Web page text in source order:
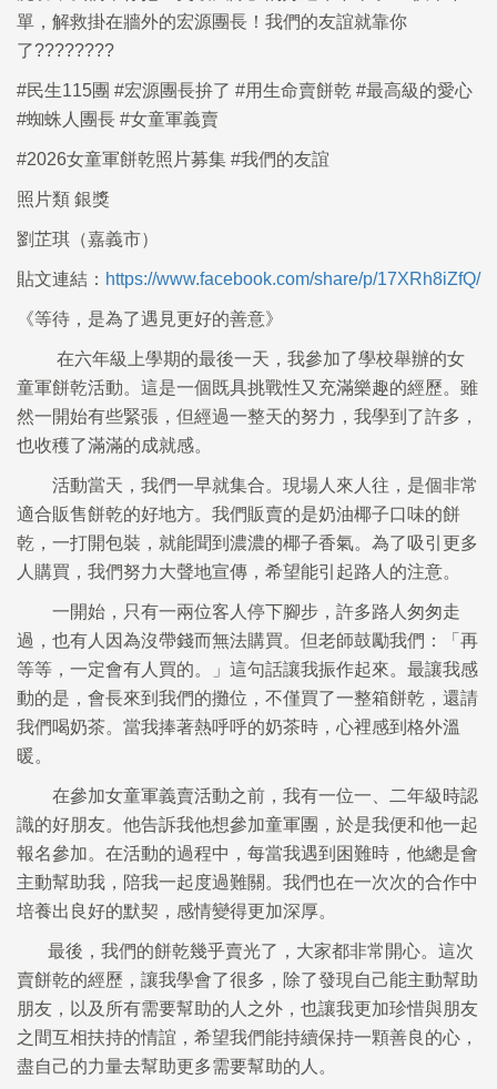
單，解救掛在牆外的宏源團長！我們的友誼就靠你
了????????
#民生115團 #宏源團長拚了 #用生命賣餅乾 #最高級的愛心
#蜘蛛人團長 #女童軍義賣
#2026女童軍餅乾照片募集 #我們的友誼
照片類 銀獎
劉芷琪（嘉義市）
貼文連結： https://www.facebook.com/share/p/17XRh8iZfQ/
《等待，是為了遇見更好的善意》
在六年級上學期的最後一天，我參加了學校舉辦的女
童軍餅乾活動。這是一個既具挑戰性又充滿樂趣的經歷。雖
然一開始有些緊張，但經過一整天的努力，我學到了許多，
也收穫了滿滿的成就感。
活動當天，我們一早就集合。現場人來人往，是個非常
適合販售餅乾的好地方。我們販賣的是奶油椰子口味的餅
乾，一打開包裝，就能聞到濃濃的椰子香氣。為了吸引更多
人購買，我們努力大聲地宣傳，希望能引起路人的注意。
一開始，只有一兩位客人停下腳步，許多路人匆匆走
過，也有人因為沒帶錢而無法購買。但老師鼓勵我們：「再
等等，一定會有人買的。」這句話讓我振作起來。最讓我感
動的是，會長來到我們的攤位，不僅買了一整箱餅乾，還請
我們喝奶茶。當我捧著熱呼呼的奶茶時，心裡感到格外溫
暖。
在參加女童軍義賣活動之前，我有一位一、二年級時認
識的好朋友。他告訴我他想參加童軍團，於是我便和他一起
報名參加。在活動的過程中，每當我遇到困難時，他總是會
主動幫助我，陪我一起度過難關。我們也在一次次的合作中
培養出良好的默契，感情變得更加深厚。
最後，我們的餅乾幾乎賣光了，大家都非常開心。這次
賣餅乾的經歷，讓我學會了很多，除了發現自己能主動幫助
朋友，以及所有需要幫助的人之外，也讓我更加珍惜與朋友
之間互相扶持的情誼，希望我們能持續保持一顆善良的心，
盡自己的力量去幫助更多需要幫助的人。